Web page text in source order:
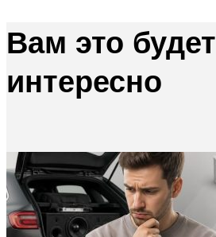
Вам это будет
интересно